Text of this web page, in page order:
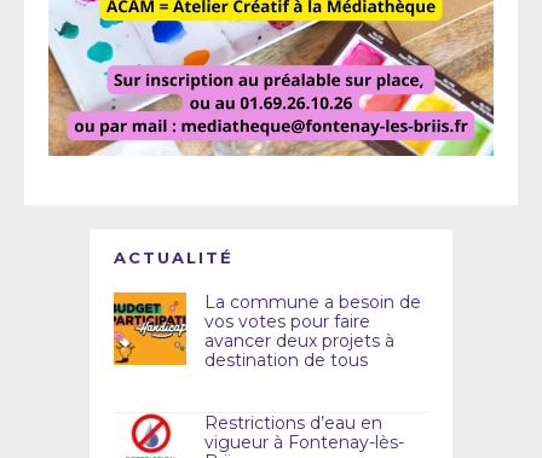
ACTUALITÉ
La commune a besoin de
vos votes pour faire
avancer deux projets à
destination de tous
Restrictions d’eau en
vigueur à Fontenay-lès-